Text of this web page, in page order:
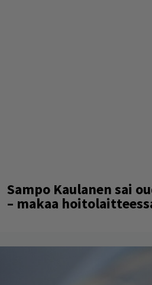
Sampo Kaulanen sai
– makaa